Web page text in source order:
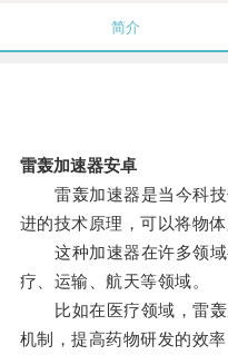
简介
雷轰加速器安卓
雷轰加速器是当今科技
进的技术原理，可以将物体
这种加速器在许多领域
疗、运输、航天等领域。
比如在医疗领域，雷轰
机制，提高药物研发的效